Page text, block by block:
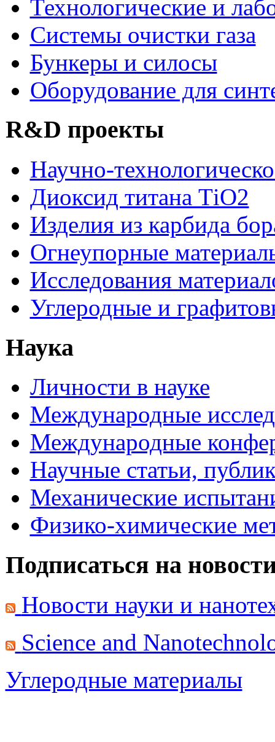
Технологические и
Системы очистки газа
Бункеры и силосы
Оборудование для
R&D проекты
Научно-
Диоксид титана ТіО2
Изделия из карбида
Огнеупорные
Исследования
Углеродные и
Наука
Личности в науке
Международные
Международные
Научные статьи,
Механические
Физико-химические
Подписаться на
Новости науки и
Science and
Углеродные материалы